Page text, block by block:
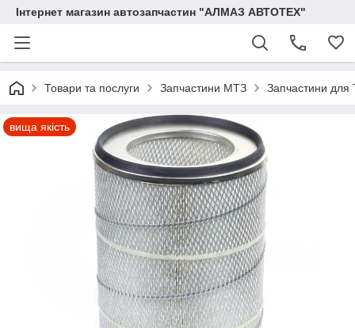
Інтернет магазин автозапчастин "АЛМАЗ АВТОТЕХ"
Товари та послуги Запчастини МТЗ Запчастини
вища якість